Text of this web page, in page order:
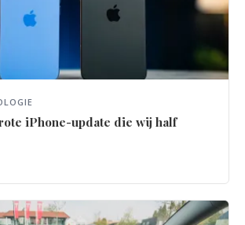
iPhone-update die wij half